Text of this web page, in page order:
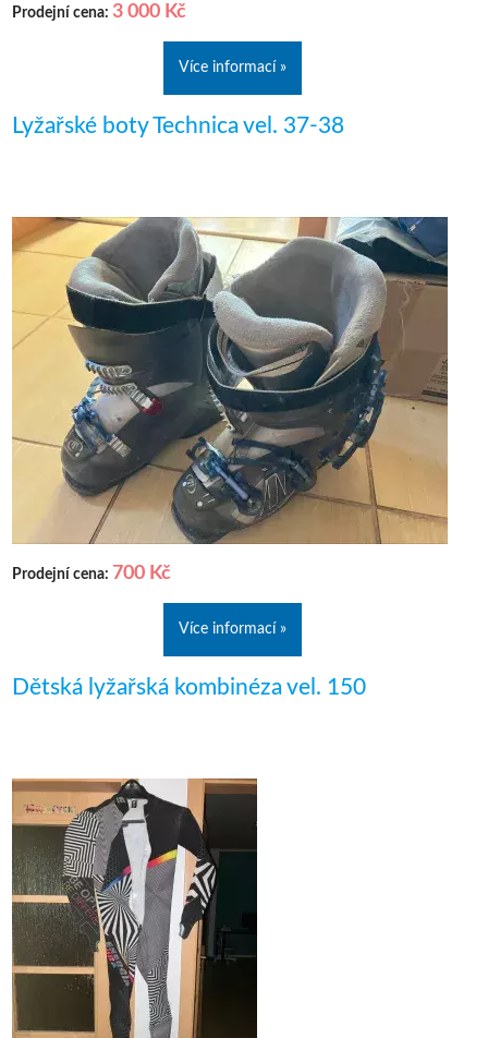
Prodejní cena: 3 000 Kč
Více informací »
Lyžařské boty Technica vel. 37-38
Prodejní cena: 700 Kč
Více informací »
Dětská lyžařská kombinéza vel. 150